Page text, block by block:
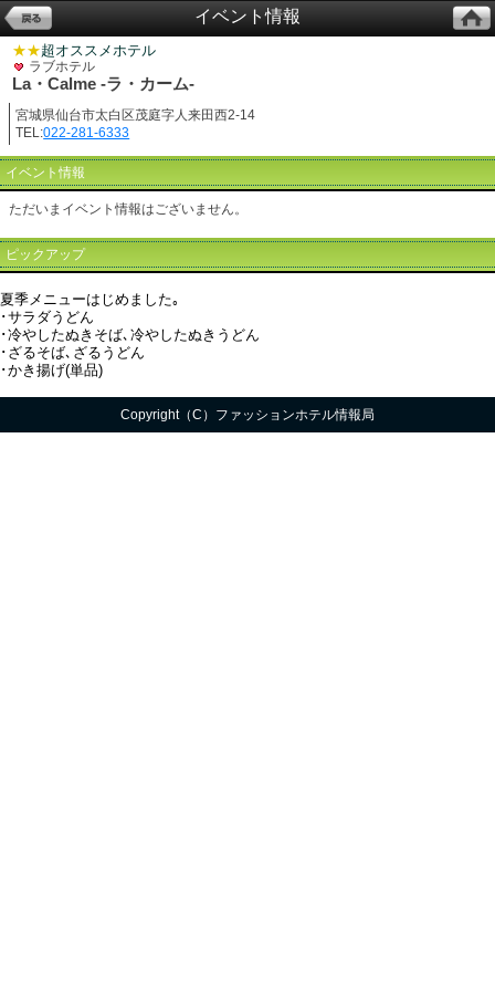
イベント情報
★★超オススメホテル
ラブホテル
La・Calme -ラ・カーム-
宮城県仙台市太白区茂庭字人来田西2-14
TEL:022-281-6333
イベント情報
ただいまイベント情報はございません。
ピックアップ
夏季メニューはじめました｡
･サラダうどん
･冷やしたぬきそば､冷やしたぬきうどん
･ざるそば､ざるうどん
･かき揚げ(単品)
Copyright（C）ファッションホテル情報局